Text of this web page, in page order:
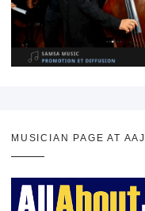
MUSICIAN PAGE AT AAJ